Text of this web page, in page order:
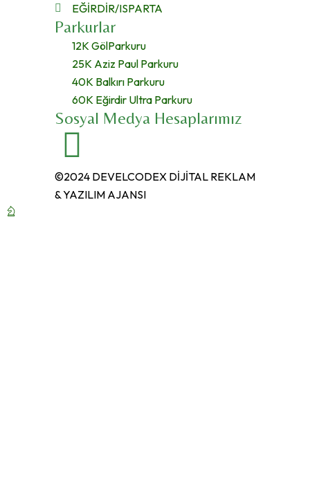
EĞİRDİR/ISPARTA
Parkurlar
12K GölParkuru
25K Aziz Paul Parkuru
40K Balkırı Parkuru
60K Eğirdir Ultra Parkuru
Sosyal Medya Hesaplarımız
©2024 DEVELCODEX DİJİTAL REKLAM
& YAZILIM AJANSI